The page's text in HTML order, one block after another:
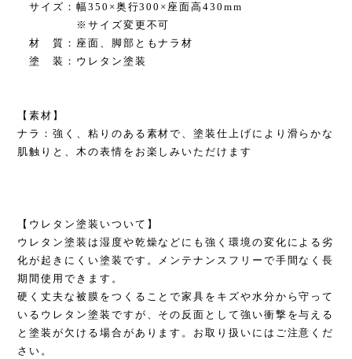
サイズ：幅350×奥行300×座面高430mm
※サイズ変更不可
材 質：座面、脚部ともナラ材
塗 装：ウレタン塗装
【素材】
ナラ：強く、粘りのある素材で、塗装仕上げにより滑らかな
肌触りと、木の表情をお楽しみいただけます
【ウレタン塗装いついて】
ウレタン塗装は湿度や乾燥などにも強く環境の変化による劣
化が起きにくい塗装です。メンテナンスフリーで手間なく長
期間使用できます。
硬く丈夫な被膜をつくることで家具をキズや水分から守って
いるウレタン塗装ですが、その反面として強い衝撃を与える
と塗装が欠ける場合があります。お取り扱いにはご注意くだ
さい。